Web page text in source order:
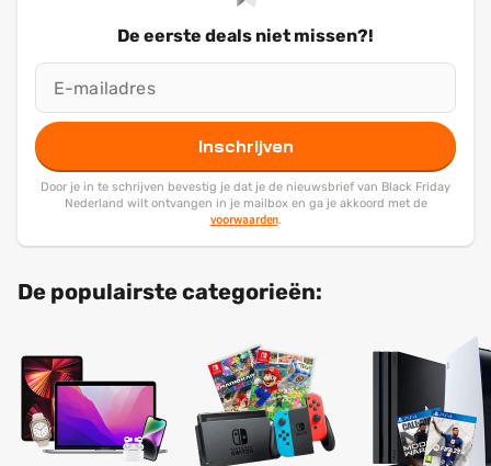
De eerste deals niet missen?!
Inschrijven
Door je in te schrijven bevestig je dat je de nieuwsbrief van Black Friday
Nederland wilt ontvangen in je mailbox en ga je akkoord met de
voorwaarden.
De populairste categorieën: